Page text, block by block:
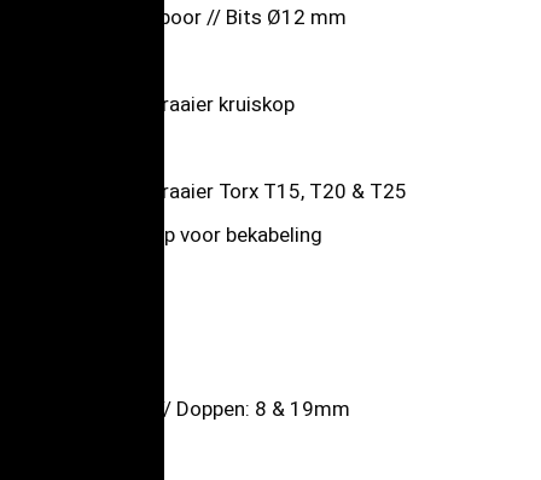
Elektrische boor // Bits Ø12 mm
Schroevendraaier kruiskop
Schroevendraaier Torx T15, T20 & T25
Gereedschap voor bekabeling
Dopsleutel // Doppen: 8 & 19mm